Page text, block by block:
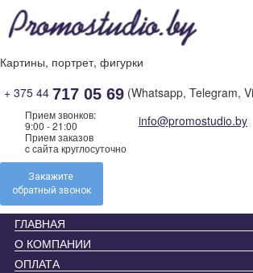
Skip
content
Картины, портрет, фигурки
+ 375 44 717 05 69 (Whatsapp, Telegram,
Прием звонков:
9:00 - 21:00
Прием заказов
c сайта круглосуточно
info@promostudio.by
Закажите
обратный звонок
ГЛАВНАЯ
О КОМПАНИИ
ОПЛАТА